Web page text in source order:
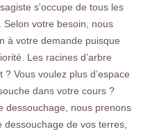
s'occupe de tous les
Selon votre besoin, nous
à votre demande puisque
Les racines d’arbre
Vous voulez plus d’espace
dans votre cours ?
dessouchage, nous prenons
de vos terres,